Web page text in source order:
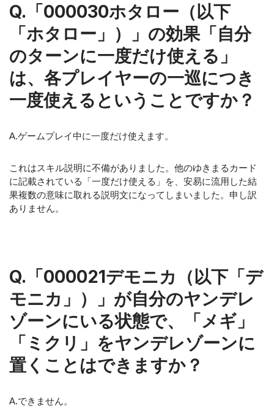
Q.「000030ホタロー（以下
「ホタロー」）」の効果「自分
のターンに一度だけ使える」
は、各プレイヤーの一巡につき
一度使えるということですか？
A.ゲームプレイ中に一度だけ使えます。
これはスキル説明に不備がありました。他のゆきまるカード
に記載されている「一度だけ使える」を、安易に流用した結
果複数の意味に取れる説明文になってしまいました。申し訳
ありません。
Q.「000021デモニカ（以下「デ
モニカ」）」が自分のヤンデレ
ゾーンにいる状態で、「メギ」
「ミクリ」をヤンデレゾーンに
置くことはできますか？
A.できません。